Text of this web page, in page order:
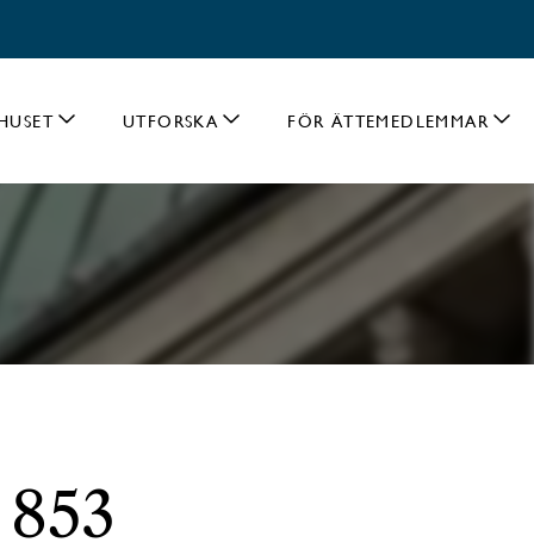
UTFORSKA FÖR ÄTTEMEDLEMMAR